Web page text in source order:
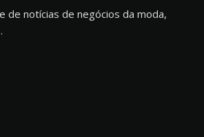
de notícias de negócios da moda,